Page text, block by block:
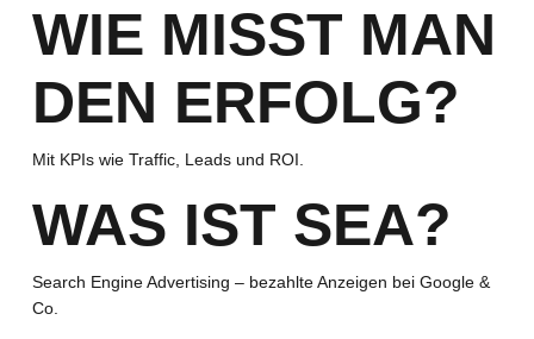
WIE MISST MAN
DEN ERFOLG?
Mit KPIs wie Traffic, Leads und ROI.
WAS IST SEA?
Search Engine Advertising – bezahlte Anzeigen bei Google &
Co.